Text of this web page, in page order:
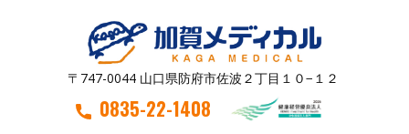
〒747-0044 山口県防府市佐波２丁目１０−１２
0835-22-1408